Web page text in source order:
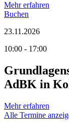
Mehr erfahren
Buchen
23.11.2026
10:00 - 17:00
AdBK in
Mehr erfahren
Alle Termine